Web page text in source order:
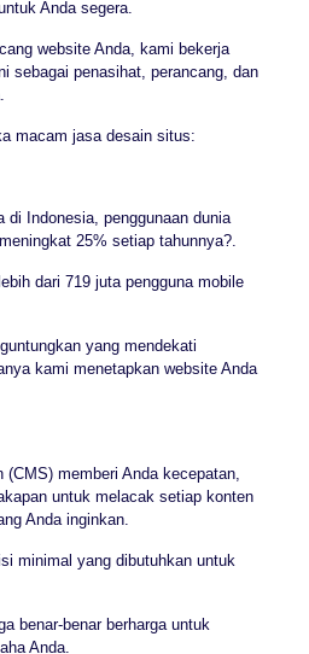
Anda segera.
website Anda, kami bekerja
sebagai penasihat, perancang, dan
macam jasa desain situs:
di Indonesia, penggunaan dunia
25% setiap tahunnya?.
dari 719 juta pengguna mobile
yang mendekati
kami menetapkan website Anda
(CMS) memberi Anda kecepatan,
untuk melacak setiap konten
Anda inginkan.
minimal yang dibutuhkan untuk
benar-benar berharga untuk
Anda.